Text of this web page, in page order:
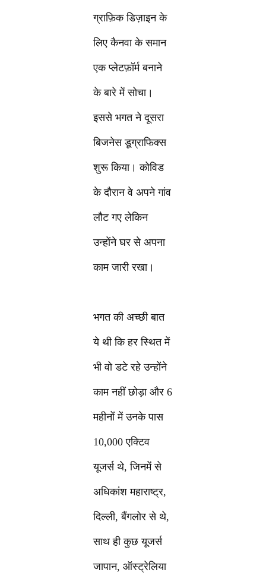
ग्राफ़िक डिज़ाइन के
लिए कैनवा के समान
एक प्लेटफ़ॉर्म बनाने
के बारे में सोचा।
इससे भगत ने दूसरा
बिजनेस डूग्राफिक्स
शुरू किया। कोविड
के दौरान वे अपने गांव
लौट गए लेकिन
उन्होंने घर से अपना
काम जारी रखा।
भगत की अच्छी बात
ये थी कि हर स्थित में
भी वो डटे रहे उन्होंने
काम नहीं छोड़ा और 6
महीनों में उनके पास
10,000 एक्टिव
यूजर्स थे, जिनमें से
अधिकांश महाराष्ट्र,
दिल्ली, बैंगलोर से थे,
साथ ही कुछ यूजर्स
जापान, ऑस्ट्रेलिया